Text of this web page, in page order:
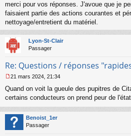
s
s
g
n
o
l
u
merci pour vos réponses. J'avoue que je
faisaient partie des actions courantes et
nettoyage/entretient du matériel.
Lyon-St-Clair
Passager
Re: Questions / réponses
e
s
a
g
e
21 mars 2024, 21:34
Quand on voit la gueule des pupitres de
certains conducteurs on prend peur de
Benoist_1er
Passager